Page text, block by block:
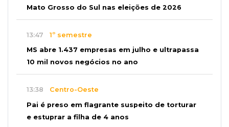
Mato Grosso do Sul nas eleições de 2026
13:47 1º semestre
MS abre 1.437 empresas em julho e ultrapassa
10 mil novos negócios no ano
13:38 Centro-Oeste
Pai é preso em flagrante suspeito de torturar
e estuprar a filha de 4 anos